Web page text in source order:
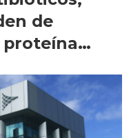
de
proteína